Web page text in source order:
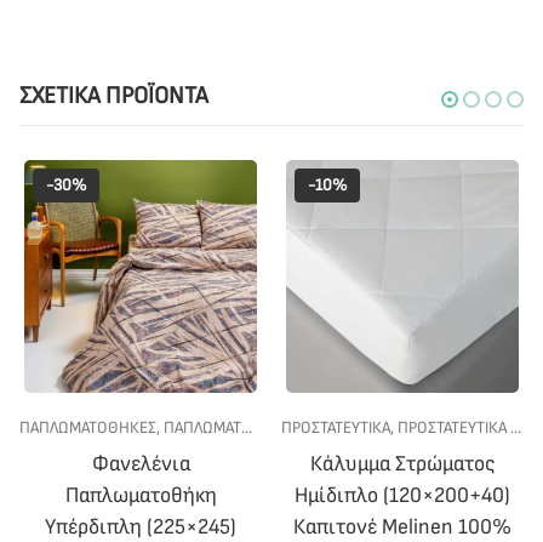
ΣΧΕΤΙΚΆ ΠΡΟΪΌΝΤΑ
,ΠΡΟΣΦΟΡΕΣ,ΥΠΝΟΔΩΜΑΤΙΟ
-30%
ΠΑΠΛΩΜΑΤΟΘΗΚΕΣ, ΠΑΠΛΩΜΑΤΟΘΗΚΕΣ ΦΑΝΕΛΕΝΙΕΣ ΥΠΕΡΔΙΠΛΕΣ ,
Φανελένια
Παπλωματοθήκη
Υπέρδιπλη (225×245)
-10%
ΠΡΟΣΤΑΤΕΥΤΙΚΑ, ΠΡΟΣΤΑΤΕΥΤΙΚΑ ΣΤΡΩΜΑΤΩΝ
Κάλυμμα Στρώματος
Ημίδιπλο (120×200+40)
Καπιτονέ Melinen 100%